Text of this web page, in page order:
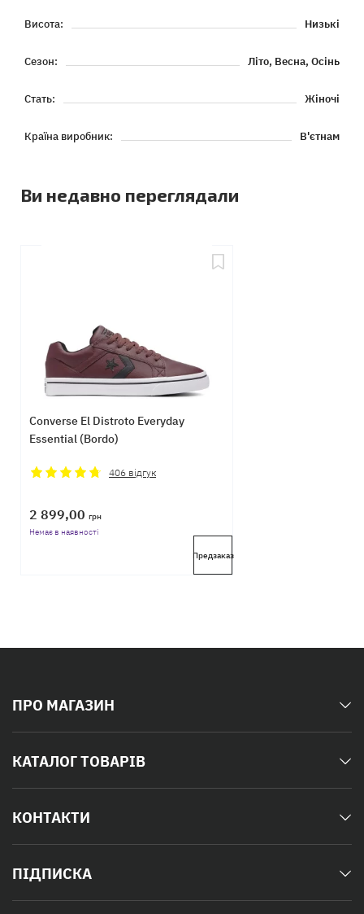
Висота: Низькі
Сезон: Літо, Весна, Осінь
Стать: Жіночі
Країна виробник: В'єтнам
Ви недавно переглядали
Converse El Distroto Everyday
Essential (Bordo)
406 відгук
2 899,00 грн
Немає в наявності
Предзаказ
ПРО МАГАЗИН
КАТАЛОГ ТОВАРІВ
КОНТАКТИ
ПІДПИСКА